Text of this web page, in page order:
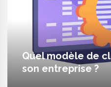
Quel modèle de
son entreprise ?